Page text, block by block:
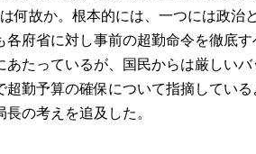
何故か。根本的には、一つには政
府省に対し事前の超勤命令を徹底
たっているが、国民からは厳しい
勤予算の確保について指摘してい
の考えを追及した。